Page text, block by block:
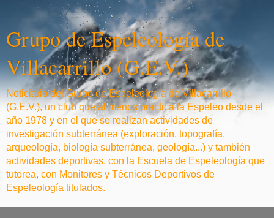
Grupo de Espeleología de
Villacarrillo (G.E.V.)
Noticiario del Grupo de Espeleología de Villacarrillo
(G.E.V.), un club que al menos practica la Espeleo desde el
año 1978 y en el que se realizan actividades de
investigación subterránea (exploración, topografía,
arqueología, biología subterránea, geología...) y también
actividades deportivas, con la Escuela de Espeleología que
tutorea, con Monitores y Técnicos Deportivos de
Espeleología titulados.